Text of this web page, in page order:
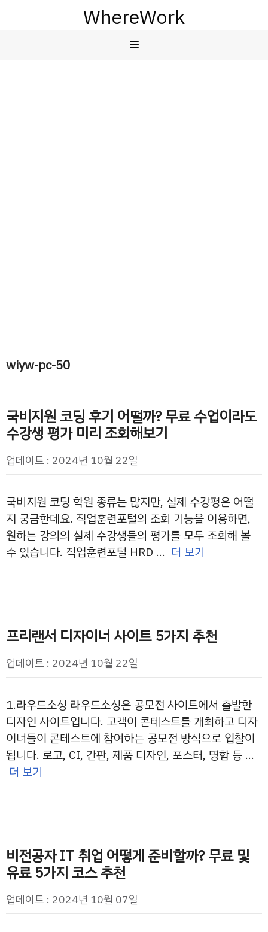
WhereWork
메
wiyw-pc-50
국비지원 코딩 후기 어떨까? 무료 수업이라도
수강생 평가 미리 조회해보기
업데이트 : 2024년 10월 22일
국비지원 코딩 학원 종류는 많지만, 실제 수강평은 어떨
지 궁금한데요. 직업훈련포털의 조회 기능을 이용하면,
원하는 강의의 실제 수강생들의 평가를 모두 조회해 볼
수 있습니다. 직업훈련포털 HRD … 더 보기
프리랜서 디자이너 사이트 5가지 추천
업데이트 : 2024년 10월 22일
1.라우드소싱 라우드소싱은 공모전 사이트에서 출발한
디자인 사이트입니다. 고객이 콘테스트를 개최하고 디자
이너들이 콘테스트에 참여하는 공모전 방식으로 입찰이
됩니다. 로고, CI, 간판, 제품 디자인, 포스터, 명함 등 …
더 보기
비전공자 IT 취업 어떻게 준비할까? 무료 및
유료 5가지 코스 추천
업데이트 : 2024년 10월 07일